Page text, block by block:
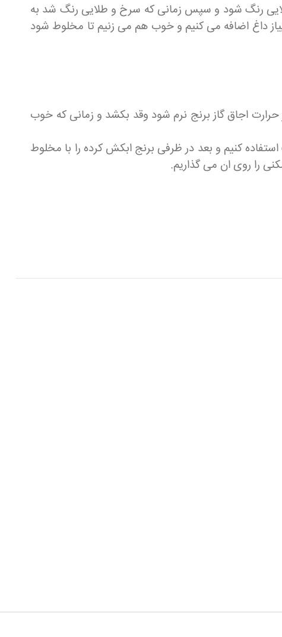
رنگ شود و سپس زمانی که سرخ و طلایی رنگ شد به
داغ اضافه می کنیم و خوب هم می زنیم تا مخلوط شود
حرارت اجاق گاز برنج نرم شود وقد بکشد و زمانی که خوب
کنیم و بعد در ظرفی برنج ابکش کرده را با مخلوط
را روی ان می گذاریم.